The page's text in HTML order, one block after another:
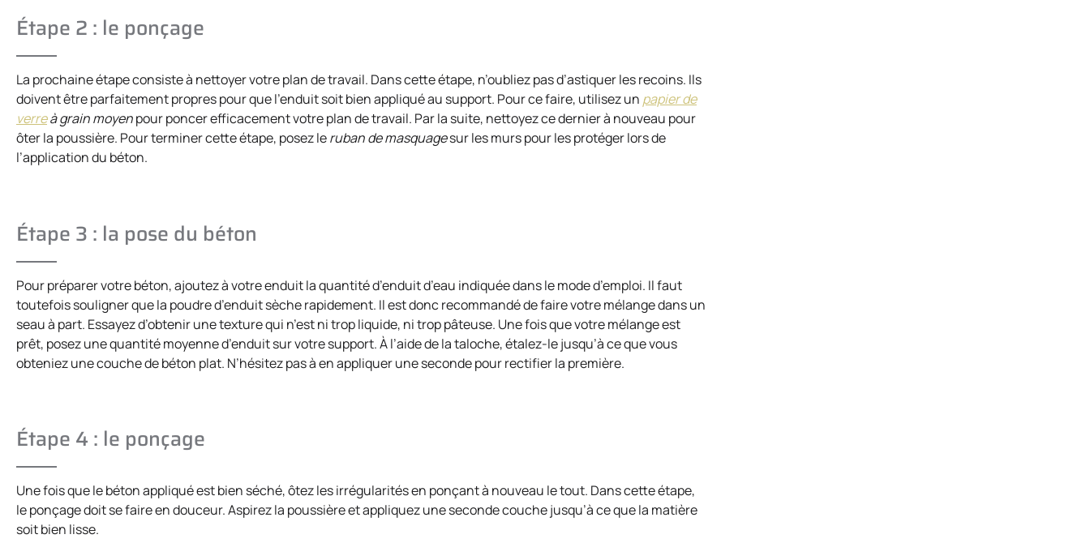
Étape 2 : le ponçage
La prochaine étape consiste à nettoyer votre plan de travail. Dans cette étape, n’oubliez pas d’astiquer les recoins. Ils
doivent être parfaitement propres pour que l’enduit soit bien appliqué au support. Pour ce faire, utilisez un papier de
verreà grain moyenpour poncer efficacement votre plan de travail. Par la suite, nettoyez ce dernier à nouveau pour
ôter la poussière. Pour terminer cette étape, posez leruban de masquagesur les murs pour les protéger lors de
l’application du béton.
Étape 3 : la pose du béton
Pour préparer votre béton, ajoutez à votre enduit la quantité d’enduit d’eau indiquée dans le mode d’emploi. Il faut
toutefois souligner que la poudre d’enduit sèche rapidement. Il est donc recommandé de faire votre mélange dans un
seau à part. Essayez d’obtenir une texture qui n’est ni trop liquide, ni trop pâteuse. Une fois que votre mélange est
prêt, posez une quantité moyenne d’enduit sur votre support. À l’aide de la taloche, étalez-le jusqu’à ce que vous
obteniez une couche de béton plat. N’hésitez pas à en appliquer une seconde pour rectifier la première.
Étape 4 : le ponçage
Une fois que le béton appliqué est bien séché, ôtez les irrégularités en ponçant à nouveau le tout. Dans cette étape,
le ponçage doit se faire en douceur. Aspirez la poussière et appliquez une seconde couche jusqu’à ce que la matière
soit bien lisse.